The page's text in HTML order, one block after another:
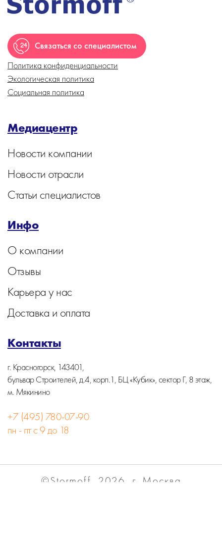
Связаться со специалистом
Политика конфиденциальности
Экологическая политика
Социальная политика
Медиацентр
Новости компании
Новости отрасли
Статьи специалистов
Инфо
О компании
Отзывы
Карьера у нас
Доставка и оплата
Контакты
г. Красногорск, 143401,
бульвар Строителей, д.4, корп.1, БЦ «Кубик», сектор Г, 8 этаж,
м. Мякинино
+7 (495) 780-07-90
пн - пт с 9 до 18
©Stormoff, 2026, г. Москва